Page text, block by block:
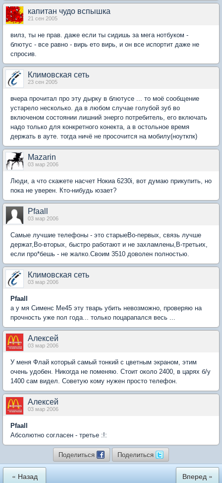
капитан чудо вспышка
21 сен 2005
вилз, ты не прав. даже если ты сидишь за мега нотбуком -
блютус - все равно - вирь ето вирь, и он все испортит даже не
спросив.
Климовская сеть
23 сен 2005
вчера прочитал про эту дырку в блютусе ... то моё сообщение
устарело несколько. да в любом случае голубой зуб во
включеном состоянии лишний энерго потребитель, его включать
надо только для конкретного конекта, а в остольное время
держать в ауте. тогда ничё не просочится на мобилу(ноуткпк)
Mazarin
03 мар 2006
Люди, а что скажете насчет Нокиа 6230i, вот думаю прикупить, но
пока не уверен. Кто-нибудь юзает?
Pfaall
03 мар 2006
Самые лучшие телефоны - это старыеВо-первых, связь лучше
держат,Во-вторых, быстро работают и не захламлены,В-третьих,
если про*бешь - не жалко.Своим 3510 доволен полностью.
Климовская сеть
03 мар 2006
Pfaall
а у мя Сименс Ме45 эту тварь убить невозможно, проверяю на
прочность уже пол года... только поцарапался весь ...
Алексей
03 мар 2006
У меня Флай который самый тонкий с цветным экраном, этим
очень удобен. Никогда не поменяю. Стоит около 2400, в царях б/у
1400 сам видел. Советую кому нужен просто телефон.
Алексей
03 мар 2006
Pfaall
Абсолютно согласен - третье :!:
Поделиться Поделиться
« Назад Вперед »